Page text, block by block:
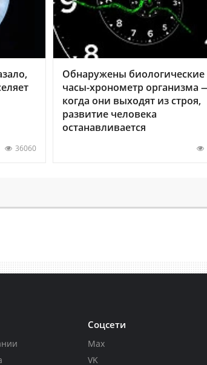
36060
Обнаружены биологические
часы-хронометр организма
когда они выходят из строя,
развитие человека
останавливается
Соцсети
Max
VK